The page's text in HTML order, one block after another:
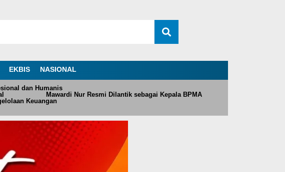
EKBIS NASIONAL
dan Humanis
Mawardi Nur Resmi Dilantik sebagai Kepala BPMA
Keuangan